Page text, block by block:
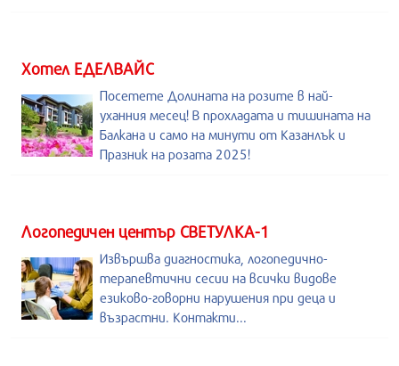
Хотел ЕДЕЛВАЙС
Посетете Долината на розите в най-
уханния месец! В прохладата и тишината на
Балкана и само на минути от Казанлък и
Празник на розата 2025!
Логопедичен център СВЕТУЛКА-1
Извършва диагностика, логопедично-
терапевтични сесии на всички видове
езиково-говорни нарушения при деца и
възрастни. Контакти...